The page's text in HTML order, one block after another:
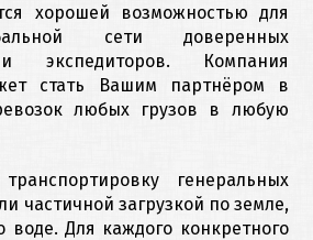
хорошей возможностью для
сети доверенных
экспедиторов. Компания
стать Вашим партнёром в
любых грузов в любую
генеральных
частичной загрузкой по земле,
воде. Для каждого конкретного